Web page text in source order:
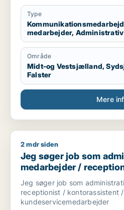
Type
medarbejder,
Område
Midt-og Vestsjælland,
Falster
Mere
Jeg søger job som
2 mdr siden
Jeg søger job som
medarbejder /
kontorassistent /
Jeg søger job som
receptionist / kontorassistent /
kundeservicemedarbejder